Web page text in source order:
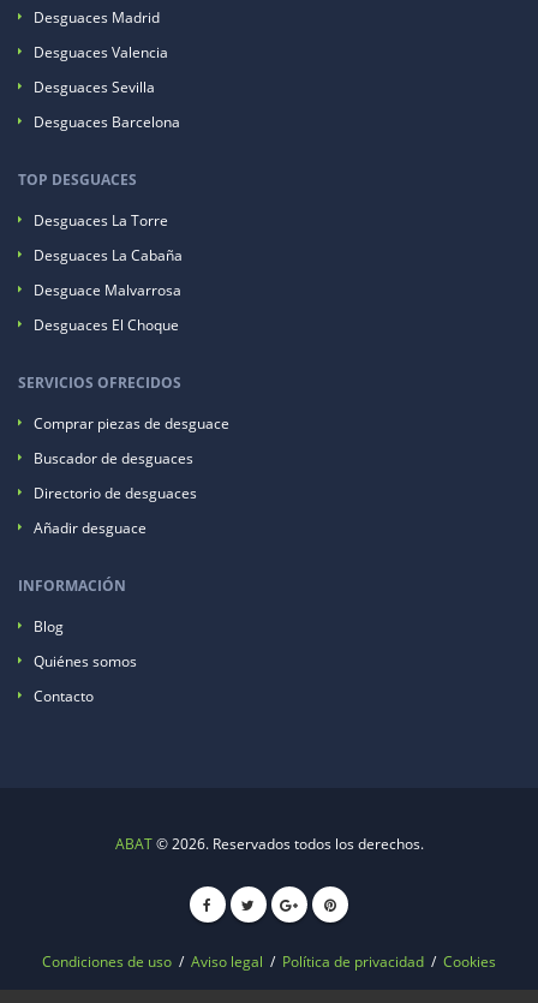
Desguaces Madrid
Desguaces Valencia
Desguaces Sevilla
Desguaces Barcelona
TOP DESGUACES
Desguaces La Torre
Desguaces La Cabaña
Desguace Malvarrosa
Desguaces El Choque
SERVICIOS OFRECIDOS
Comprar piezas de desguace
Buscador de desguaces
Directorio de desguaces
Añadir desguace
INFORMACIÓN
Blog
Quiénes somos
Contacto
ABAT© 2026. Reservados todos los derechos.
Condiciones de uso / Aviso legal / Política de privacidad / Cookies